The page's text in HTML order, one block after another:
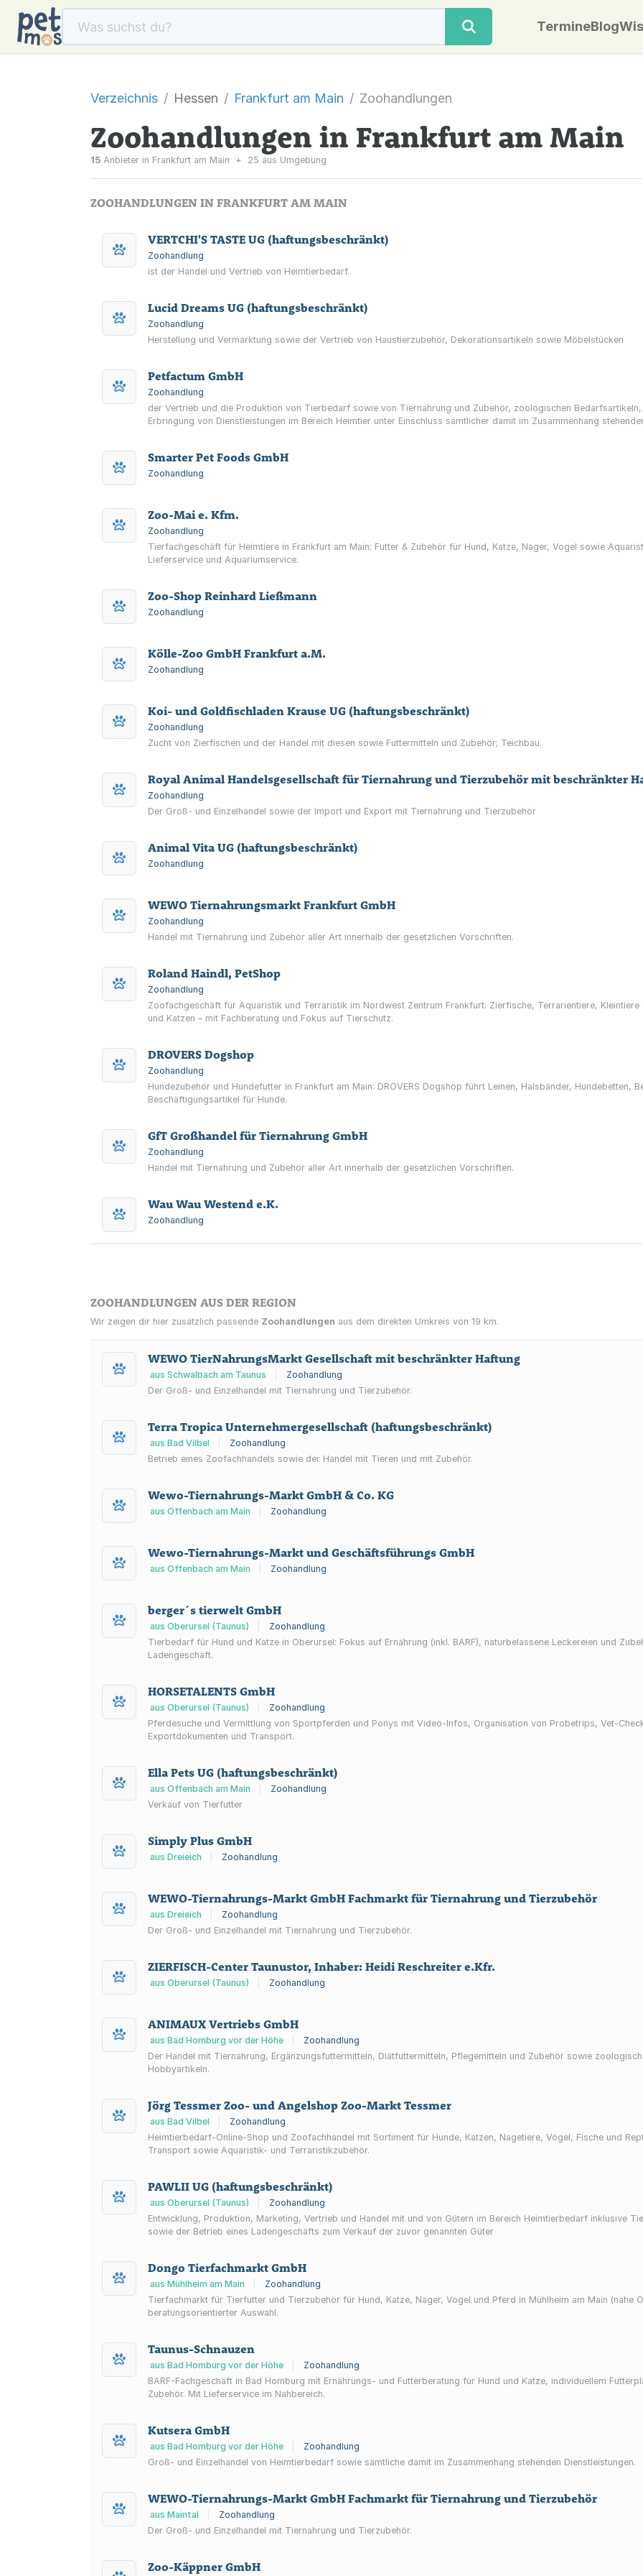
TermineBlog
Verzeichnis Hessen Frankfurt am Main Zoohandlungen
Zoohandlungen in Frankfurt am Main
15 Anbieter in Frankfurt am Main + 25 aus Umgebung
ZOOHANDLUNGEN IN FRANKFURT AM MAIN
VERTCHI'S TASTE UG (haftungsbeschränkt)
Zoohandlung
ist der Handel und Vertrieb von Heimtierbedarf.
Lucid Dreams UG (haftungsbeschränkt)
Zoohandlung
Herstellung und Vermarktung sowie der Vertrieb von Haustierzubehör, Dekorationsartikeln sowie Möbelstücken
Petfactum GmbH
Zoohandlung
der Vertrieb und die Produktion von Tierbedarf sowie von Tiernahrung und Zubehör, zoologischen
Erbringung von Dienstleistungen im Bereich Heimtier unter Einschluss sämtlicher damit im Zusammenhang
Smarter Pet Foods GmbH
Zoohandlung
Zoo-Mai e. Kfm.
Zoohandlung
Tierfachgeschäft für Heimtiere in Frankfurt am Main: Futter & Zubehör für Hund, Katze, Nager, Vogel sowie
Lieferservice und Aquariumservice.
Zoo-Shop Reinhard Ließmann
Zoohandlung
Kölle-Zoo GmbH Frankfurt a.M.
Zoohandlung
Koi- und Goldfischladen Krause UG (haftungsbeschränkt)
Zoohandlung
Zucht von Zierfischen und der Handel mit diesen sowie Futtermitteln und Zubehör; Teichbau.
Royal Animal Handelsgesellschaft für Tiernahrung und Tierzubehör mit beschränkter
Zoohandlung
Der Groß- und Einzelhandel sowie der Import und Export mit Tiernahrung und Tierzubehör
Animal Vita UG (haftungsbeschränkt)
Zoohandlung
WEWO Tiernahrungsmarkt Frankfurt GmbH
Zoohandlung
Handel mit Tiernahrung und Zubehör aller Art innerhalb der gesetzlichen Vorschriften.
Roland Haindl, PetShop
Zoohandlung
Zoofachgeschäft für Aquaristik und Terraristik im Nordwest Zentrum Frankfurt: Zierfische, Terrarientiere,
und Katzen – mit Fachberatung und Fokus auf Tierschutz.
DROVERS Dogshop
Zoohandlung
Hundezubehör und Hundefutter in Frankfurt am Main: DROVERS Dogshop führt Leinen, Halsbänder, Hundebetten,
Beschäftigungsartikel für Hunde.
GfT Großhandel für Tiernahrung GmbH
Zoohandlung
Handel mit Tiernahrung und Zubehör aller Art innerhalb der gesetzlichen Vorschriften.
Wau Wau Westend e.K.
Zoohandlung
ZOOHANDLUNGEN AUS DER REGION
Wir zeigen dir hier zusätzlich passende Zoohandlungen aus dem direkten Umkreis von 19 km.
WEWO TierNahrungsMarkt Gesellschaft mit beschränkter Haftung
aus Schwalbach am Taunus
Zoohandlung
Der Groß- und Einzelhandel mit Tiernahrung und Tierzubehör.
Terra Tropica Unternehmergesellschaft (haftungsbeschränkt)
aus Bad Vilbel
Zoohandlung
Betrieb eines Zoofachhandels sowie der Handel mit Tieren und mit Zubehör.
Wewo-Tiernahrungs-Markt GmbH & Co. KG
aus Offenbach am Main Zoohandlung
Wewo-Tiernahrungs-Markt und Geschäftsführungs GmbH
aus Offenbach am Main Zoohandlung
berger´s tierwelt GmbH
aus Oberursel (Taunus)
Zoohandlung
Tierbedarf für Hund und Katze in Oberursel: Fokus auf Ernährung (inkl. BARF), naturbelassene Leckereien und
Ladengeschäft.
HORSETALENTS GmbH
aus Oberursel (Taunus)
Zoohandlung
Pferdesuche und Vermittlung von Sportpferden und Ponys mit Video-Infos, Organisation von Probetrips, Vet-
Exportdokumenten und Transport.
Ella Pets UG (haftungsbeschränkt)
aus Offenbach am Main
Zoohandlung
Verkauf von Tierfutter
Simply Plus GmbH
aus Dreieich Zoohandlung
WEWO-Tiernahrungs-Markt GmbH Fachmarkt für Tiernahrung und Tierzubehör
aus Dreieich
Zoohandlung
Der Groß- und Einzelhandel mit Tiernahrung und Tierzubehör.
ZIERFISCH-Center Taunustor, Inhaber: Heidi Reschreiter e.Kfr.
aus Oberursel (Taunus) Zoohandlung
ANIMAUX Vertriebs GmbH
aus Bad Homburg vor der Höhe
Zoohandlung
Der Handel mit Tiernahrung, Ergänzungsfuttermitteln, Diätfuttermitteln, Pflegemitteln und Zubehör sowie
Hobbyartikeln.
Jörg Tessmer Zoo- und Angelshop Zoo-Markt Tessmer
aus Bad Vilbel
Zoohandlung
Heimtierbedarf-Online-Shop und Zoofachhandel mit Sortiment für Hunde, Katzen, Nagetiere, Vögel, Fische und
Transport sowie Aquaristik- und Terraristikzubehör.
PAWLII UG (haftungsbeschränkt)
aus Oberursel (Taunus)
Zoohandlung
Entwicklung, Produktion, Marketing, Vertrieb und Handel mit und von Gütern im Bereich Heimtierbedarf inklusive
sowie der Betrieb eines Ladengeschäfts zum Verkauf der zuvor genannten Güter
Dongo Tierfachmarkt GmbH
aus Mühlheim am Main
Zoohandlung
Tierfachmarkt für Tierfutter und Tierzubehör für Hund, Katze, Nager, Vogel und Pferd in Mühlheim am Main (nahe
beratungsorientierter Auswahl.
Taunus-Schnauzen
aus Bad Homburg vor der Höhe
Zoohandlung
BARF-Fachgeschäft in Bad Homburg mit Ernährungs- und Futterberatung für Hund und Katze, individuellem
Zubehör. Mit Lieferservice im Nahbereich.
Kutsera GmbH
aus Bad Homburg vor der Höhe
Zoohandlung
Groß- und Einzelhandel von Heimtierbedarf sowie sämtliche damit im Zusammenhang stehenden Dienstleistungen.
WEWO-Tiernahrungs-Markt GmbH Fachmarkt für Tiernahrung und Tierzubehör
aus Maintal
Zoohandlung
Der Groß- und Einzelhandel mit Tiernahrung und Tierzubehör.
Zoo-Käppner GmbH